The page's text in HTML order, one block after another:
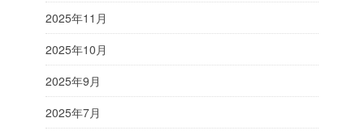
2025年11月
2025年10月
2025年9月
2025年7月